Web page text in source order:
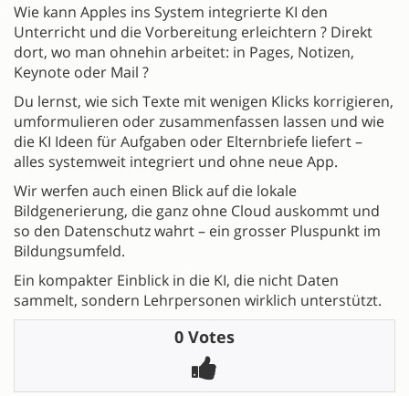
Wie kann Apples ins System integrierte KI den
Unterricht und die Vorbereitung erleichtern ? Direkt
dort, wo man ohnehin arbeitet: in Pages, Notizen,
Keynote oder Mail ?
Du lernst, wie sich Texte mit wenigen Klicks korrigieren,
umformulieren oder zusammenfassen lassen und wie
die KI Ideen für Aufgaben oder Elternbriefe liefert –
alles systemweit integriert und ohne neue App.
Wir werfen auch einen Blick auf die lokale
Bildgenerierung, die ganz ohne Cloud auskommt und
so den Datenschutz wahrt – ein grosser Pluspunkt im
Bildungsumfeld.
Ein kompakter Einblick in die KI, die nicht Daten
sammelt, sondern Lehrpersonen wirklich unterstützt.
0 Votes